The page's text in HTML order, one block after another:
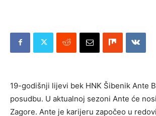
19-godišnji lijevi bek HNK Šibenik Ante
posudbu. U aktualnoj sezoni Ante će
Zagore. Ante je karijeru započeo u